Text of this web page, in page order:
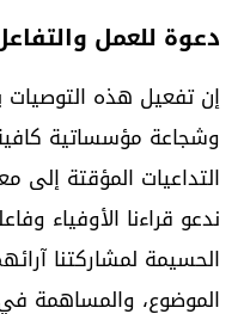
دعوة للعمل
إن تفعيل هذه
وشجاعة مؤسساتية
التداعيات المؤقتة إلى
ندعو قراءنا الأوفياء
الحسيمة لمشاركتنا
الموضوع، والمساهمة